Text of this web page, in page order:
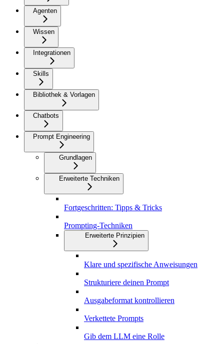
Agenten
Wissen
Integrationen
Skills
Bibliothek & Vorlagen
Chatbots
Prompt Engineering
Grundlagen
Erweiterte Techniken
Fortgeschritten: Tipps & Tricks
Prompting-Techniken
Erweiterte Prinzipien
Klare und spezifische Anweisungen
Strukturiere deinen Prompt
Ausgabeformat kontrollieren
Verkettete Prompts
Gib dem LLM eine Rolle